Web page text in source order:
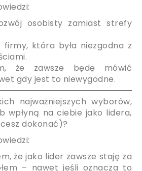
osobisty zamiast strefy
firmy, która była niezgodna z
że zawsze będę mówić
gdy jest to niewygodne.
najważniejszych wyborów,
wpłyną na ciebie jako lidera,
dokonać)?
że jako lider zawsze staję za
– nawet jeśli oznacza to